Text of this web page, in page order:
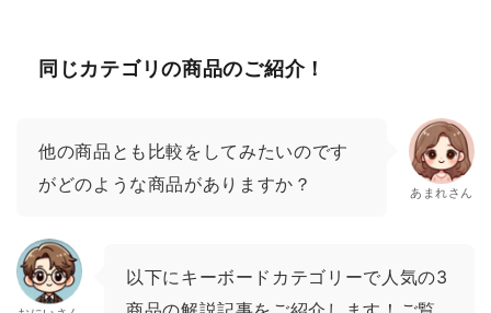
同じカテゴリの商品のご紹介！
他の商品とも比較をしてみたいのです
がどのような商品がありますか？
あまれさん
以下にキーボードカテゴリーで人気の3